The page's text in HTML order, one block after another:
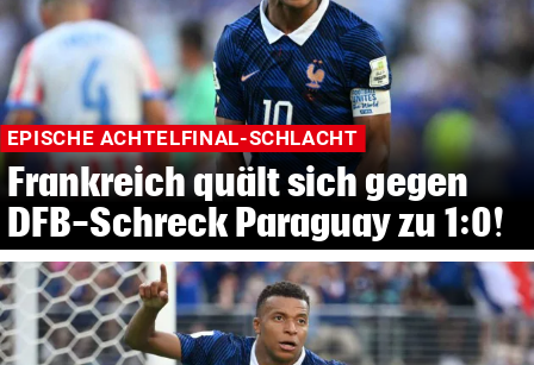
EPISCHE ACHTELFINAL-SCHLACHT
Frankreich quält sich gegen
DFB-Schreck Paraguay zu 1:0!